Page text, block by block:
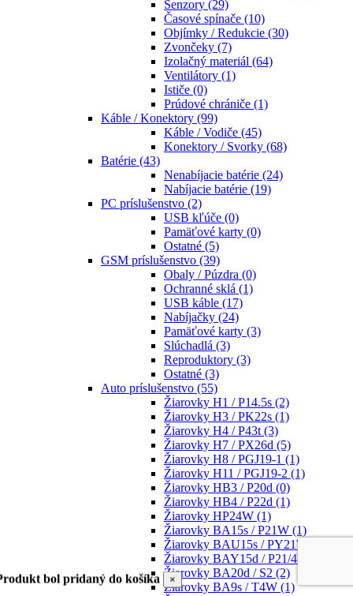
Senzory (29)
Časové spínače (10)
Objímky / Redukcie (30)
Zvončeky (7)
Izolačný materiál (64)
Ventilátory (1)
Ističe (0)
Prúdové chrániče (1)
Káble / Konektory (99)
Káble / Vodiče (45)
Konektory / Svorky (68)
Batérie (43)
Nenabíjacie batérie (24)
Nabíjacie batérie (19)
PC príslušenstvo (2)
USB kľúče (0)
Pamäťové karty (0)
Ostatné (5)
GSM príslušenstvo (39)
Obaly / Púzdra (0)
Ochranné sklá (1)
USB káble (17)
Nabíjačky (24)
Pamäťové karty (3)
Slúchadlá (3)
Reproduktory (3)
Ostatné (3)
Auto príslušenstvo (55)
Žiarovky H1 / P14.5s (2)
Žiarovky H3 / PK22s (1)
Žiarovky H4 / P43t (3)
Žiarovky H7 / PX26d (5)
Žiarovky H8 / PGJ19-1 (1)
Žiarovky H11 / PGJ19-2 (1)
Žiarovky HB3 / P20d (0)
Žiarovky HB4 / P22d (1)
Žiarovky HP24W (1)
Žiarovky BA15s / P21W (1)
Žiarovky BAU15s / PY21W
Žiarovky BAY15d / P21/4W
Žiarovky BA20d / S2 (2)
Žiarovky BA9s / T4W (1)
bol pridaný do košíka ×